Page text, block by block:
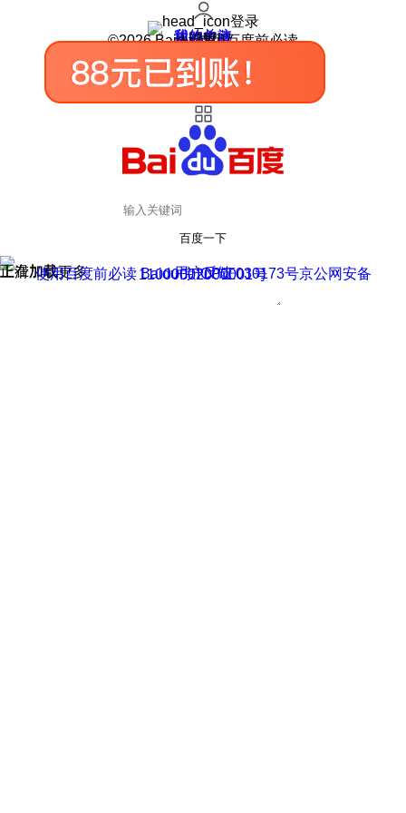
登录
我的关注
我的收藏
皮肤中心
用户反馈
设置
©2026 Baidu 使用百度前必读
百度一下
正在加载
上滑加载更多 用户反馈
使用百度前必读 Baidu 京ICP证030173号
京公网安备11000002000001号